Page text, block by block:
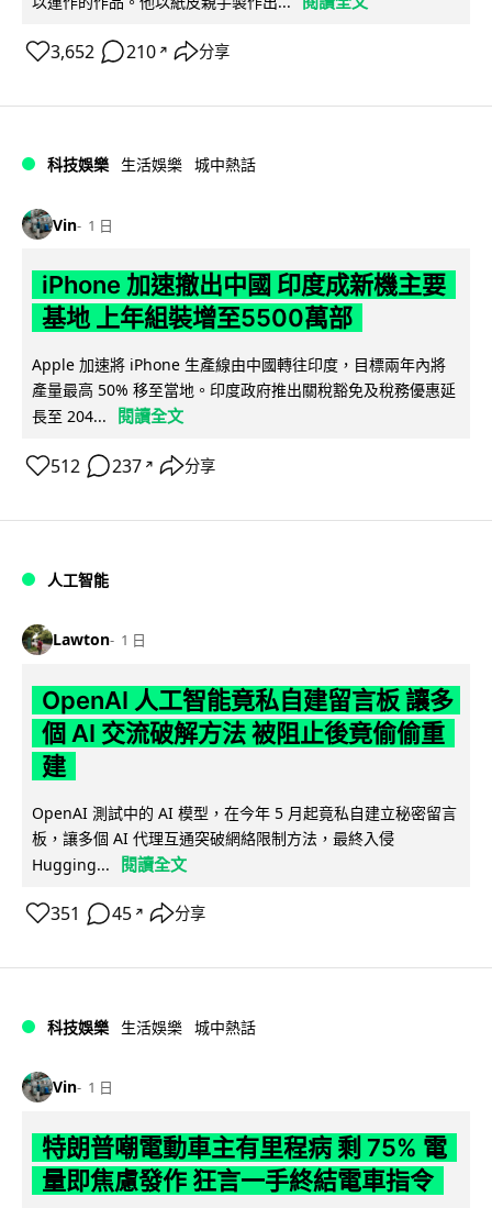
3,652 210 ↗ 分享
科技娛樂 生活娛樂 城中熱話
Vin 1 日
iPhone 加速撤出中國 印度成新機主要
基地 上年組裝增至5500萬部
Apple 加速將 iPhone 生產線由中國轉往印度，目標兩年內將
產量最高 50% 移至當地。印度政府推出關稅豁免及稅務優惠延
長至 204...
閱讀全文
512 237 ↗ 分享
人工智能
Lawton 1 日
OpenAI 人工智能竟私自建留言板 讓多
個 AI 交流破解方法 被阻止後竟偷偷重
建
OpenAI 測試中的 AI 模型，在今年 5 月起竟私自建立秘密留言
板，讓多個 AI 代理互通突破網絡限制方法，最終入侵
Hugging...
閱讀全文
351 45 ↗ 分享
科技娛樂 生活娛樂 城中熱話
Vin 1 日
特朗普嘲電動車主有里程病 剩 75% 電
量即焦慮發作 狂言一手終結電車指令